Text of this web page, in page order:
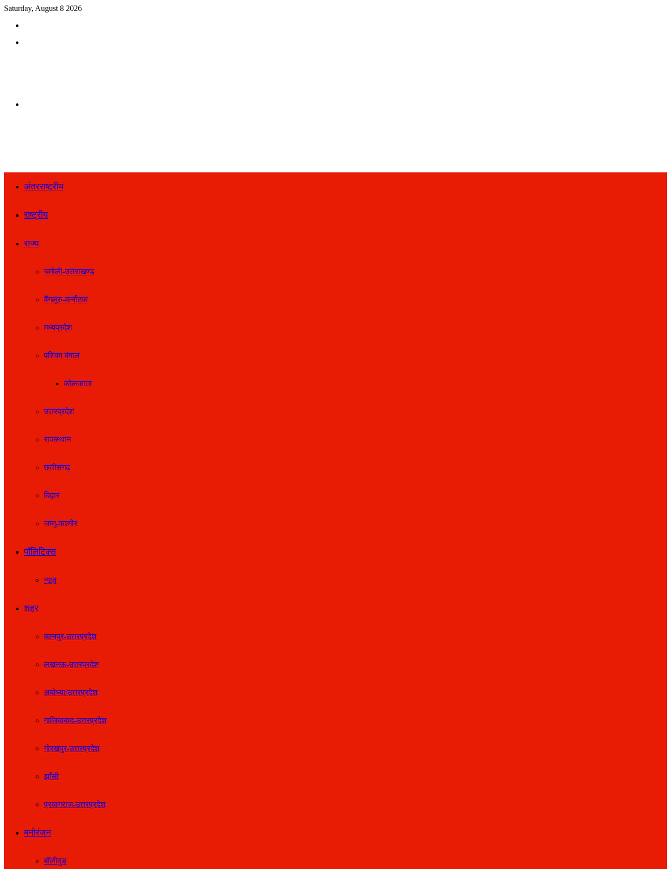
Saturday, August 8 2026
अंतरराष्ट्रीय
राष्ट्रीय
राज्य
चमोली-उत्तराखण्ड
बैंगलूरु-कर्नाटक
मध्यप्रदेश
पश्चिम बंगाल
कोलकाता
उत्तरप्रदेश
राजस्थान
छत्तीसगढ़
बिहार
जम्मू-कश्मीर
पॉलिटिक्स
न्यूज़
शहर
कानपुर-उत्तरप्रदेश
लखनऊ-उत्तरप्रदेश
अयोध्या/उत्तरप्रदेश
गाजियाबाद-उत्तरप्रदेश
गोरखपुर-उत्तरप्रदेश
झाँसी
प्रयागराज-उत्तरप्रदेश
मनोरंजन
बॉलीवुड